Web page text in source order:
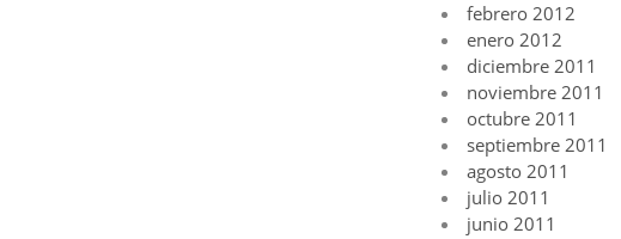
febrero 2012
enero 2012
diciembre 2011
noviembre 2011
octubre 2011
septiembre 2011
agosto 2011
julio 2011
junio 2011